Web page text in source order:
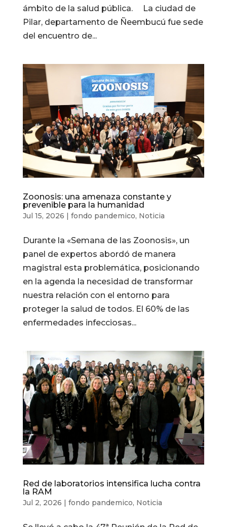
ámbito de la salud pública. La ciudad de
Pilar, departamento de Ñeembucú fue sede
del encuentro de...
Zoonosis: una amenaza constante y
prevenible para la humanidad
Jul 15, 2026 | fondo pandemico, Noticia
Durante la «Semana de las Zoonosis», un
panel de expertos abordó de manera
magistral esta problemática, posicionando
en la agenda la necesidad de transformar
nuestra relación con el entorno para
proteger la salud de todos. El 60% de las
enfermedades infecciosas...
Red de laboratorios intensifica lucha contra
la RAM
Jul 2, 2026 | fondo pandemico, Noticia